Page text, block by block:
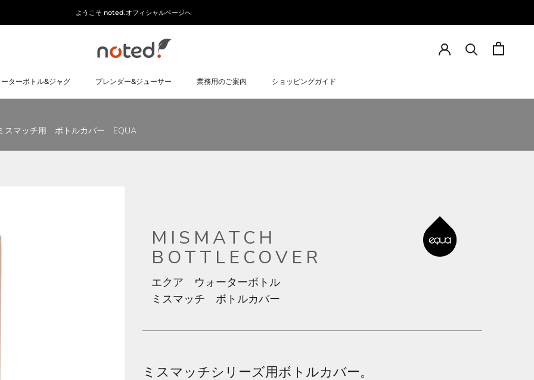
ようこそ noted.オフィシャルページへ
ターボトル&ジャグ
ブレンダー&ジューサー
業務用のご案内
ショッピングガイド
マッチ用 ボトルカバー EQUA
MISMATCH
BOTTLECOVER
エクア ウォーターボトル
ミスマッチ ボトルカバー
ミスマッチシリーズ用ボトルカバー。